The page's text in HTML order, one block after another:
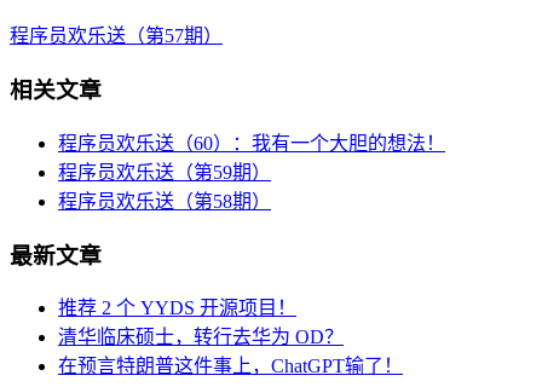
程序员欢乐送（第57期）
相关文章
程序员欢乐送（60）：我有一个大胆的想法！
程序员欢乐送（第59期）
程序员欢乐送（第58期）
最新文章
推荐 2 个 YYDS 开源项目！
清华临床硕士，转行去华为 OD？
在预言特朗普这件事上，ChatGPT输了！